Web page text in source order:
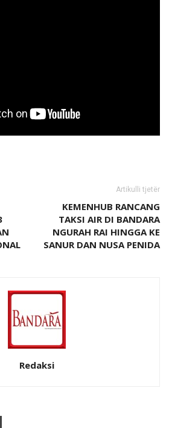
Artikulli tjetër
KEMENHUB RANCANG
TAKSI AIR DI BANDARA
NGURAH RAI HINGGA KE
SANUR DAN NUSA PENIDA
Redaksi